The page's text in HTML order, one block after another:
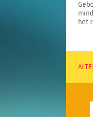
het